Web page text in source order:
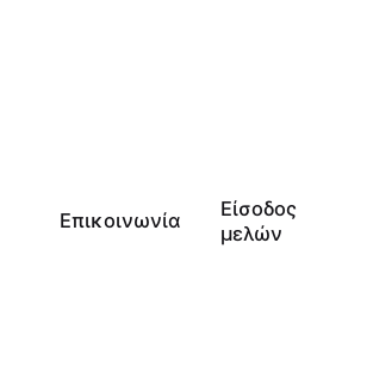
Επικοινωνία
Είσοδος
μελών